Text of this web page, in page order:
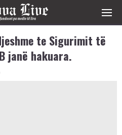
te Sigurimit të
janë hakuara.